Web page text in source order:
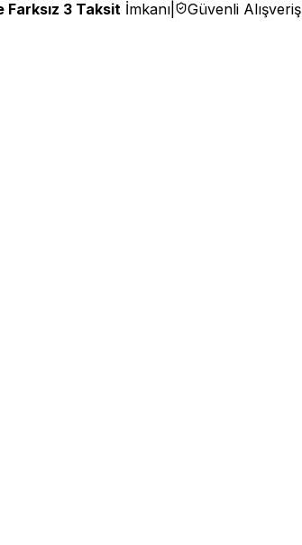
Farksız 3 Taksit İmkanı Güvenli Alışveriş